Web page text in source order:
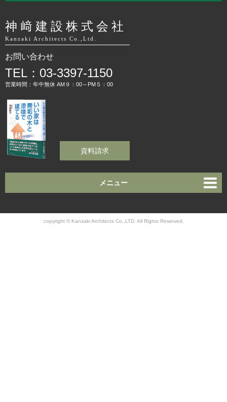
神﨑建設株式会社
Kanzaki Architects Co.,Ltd.
お問い合わせ
TEL：03-3397-1150
営業時間：年中無休 AM９：00～PM５：00
資料請求
メニュー
copyright © Kanzaki Architects Co.,LTD. All Rights Reserved.